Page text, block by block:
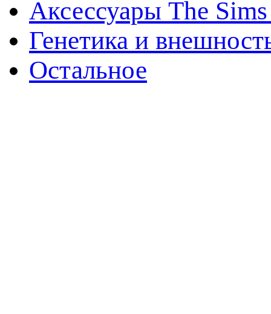
Аксессуары The
Генетика и
Остальное